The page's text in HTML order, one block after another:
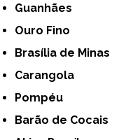
Guanhães
Ouro Fino
Brasília de Minas
Carangola
Pompéu
Barão de Cocais